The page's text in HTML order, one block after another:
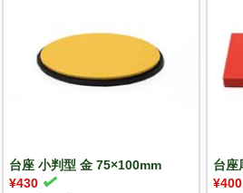
台座 小判型 金 75×100mm
¥430
台座
¥400